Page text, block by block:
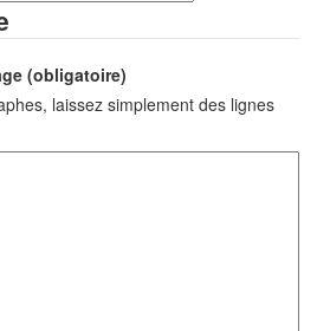
(obligatoire)
laissez simplement des lignes